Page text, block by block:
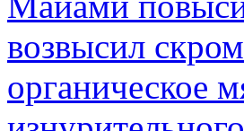
возвысил
органическое